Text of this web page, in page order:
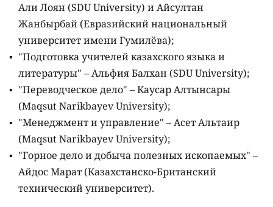
Али Лоян (SDU University) и Айсултан
Жанбырбай (Евразийский национальный
университет имени Гумилёва);
"Подготовка учителей казахского языка и
литературы" – Альфия Балхан (SDU University);
"Переводческое дело" – Каусар Алтынсары
(Maqsut Narikbayev University);
"Менеджмент и управление" – Асет Альтаир
(Maqsut Narikbayev University);
"Горное дело и добыча полезных ископаемых" –
Айдос Марат (Казахстанско-Британский
технический университет).